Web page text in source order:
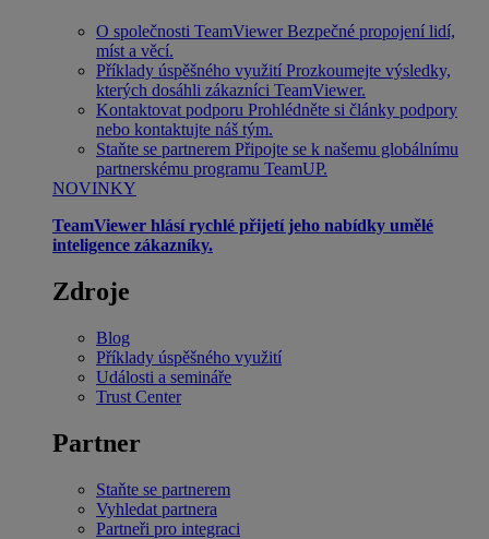
O společnosti TeamViewer Bezpečné propojení lidí,
míst a věcí.
Příklady úspěšného využití Prozkoumejte výsledky,
kterých dosáhli zákazníci TeamViewer.
Kontaktovat podporu Prohlédněte si články podpory
nebo kontaktujte náš tým.
Staňte se partnerem Připojte se k našemu globálnímu
partnerskému programu TeamUP.
NOVINKY
TeamViewer hlásí rychlé přijetí jeho nabídky umělé
inteligence zákazníky.
Zdroje
Blog
Příklady úspěšného využití
Události a semináře
Trust Center
Partner
Staňte se partnerem
Vyhledat partnera
Partneři pro integraci